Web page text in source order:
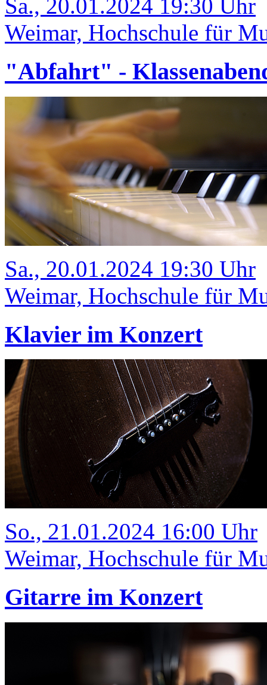
Sa., 20.01.2024 19:30 Uhr
Weimar, Hochschule für
"Abfahrt" -
Sa., 20.01.2024 19:30 Uhr
Weimar, Hochschule für
Klavier im Konzert
So., 21.01.2024 16:00 Uhr
Weimar, Hochschule für
Gitarre im Konzert